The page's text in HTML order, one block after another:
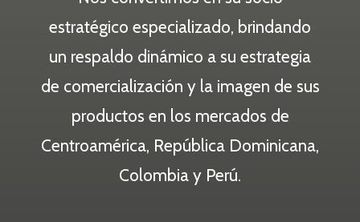
estratégico especializado, brindando
un respaldo dinámico a su estrategia
de comercialización y la imagen de sus
productos en los mercados de
Centroamérica, República Dominicana,
Colombia y Perú.